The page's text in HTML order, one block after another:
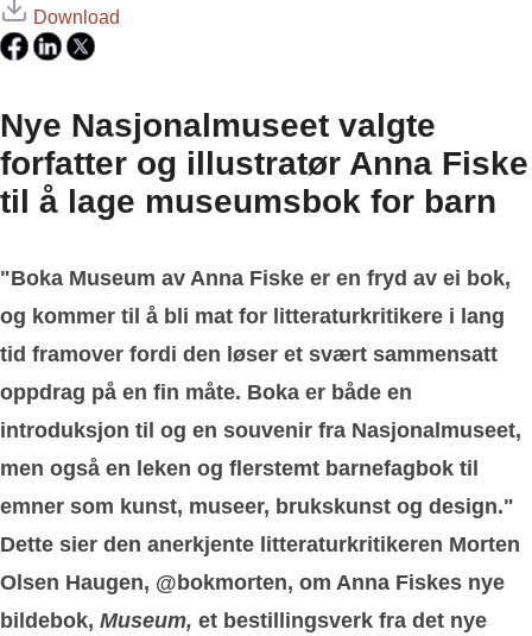
Download
Nye Nasjonalmuseet valgte
forfatter og illustratør Anna Fiske
til å lage museumsbok for barn
"Boka Museum av Anna Fiske er en fryd av ei bok,
og kommer til å bli mat for litteraturkritikere i lang
tid framover fordi den løser et svært sammensatt
oppdrag på en fin måte. Boka er både en
introduksjon til og en souvenir fra Nasjonalmuseet,
men også en leken og flerstemt barnefagbok til
emner som kunst, museer, brukskunst og design."
Dette sier den anerkjente litteraturkritikeren Morten
Olsen Haugen, @bokmorten, om Anna Fiskes nye
bildebok, Museum, et bestillingsverk fra det nye